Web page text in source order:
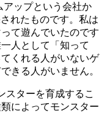
アップという会社か
れたものです。私は
て遊んでいたのです
人として「知って
くれる人がいないゲ
きる人がいません。
ターを育成するこ
によってモンスター